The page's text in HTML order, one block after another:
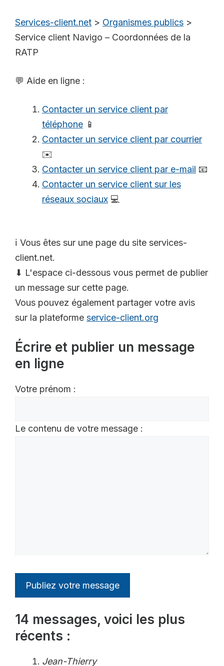
Services-client.net > Organismes publics >
Service client Navigo – Coordonnées de la
RATP
💬 Aide en ligne :
Contacter un service client par
téléphone 📱
Contacter un service client par courrier
✉️
Contacter un service client par e-mail 📧
Contacter un service client sur les
réseaux sociaux 💻
ℹ️ Vous êtes sur une page du site services-
client.net.
⬇ L'espace ci-dessous vous permet de publier
un message sur cette page.
Vous pouvez également partager votre avis
sur la plateforme service-client.org
Écrire et publier un message
en ligne
Votre prénom :
Le contenu de votre message :
14 messages, voici les plus
récents :
Jean-Thierry